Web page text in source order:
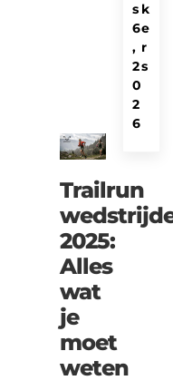
Trailrun
2025:
Alles
wat
je
moet
weten
k
e
r
s
s
6
,
2
0
2
6